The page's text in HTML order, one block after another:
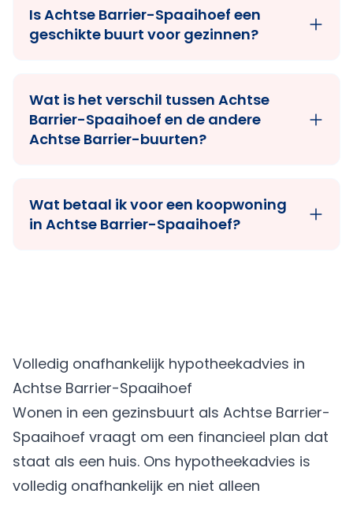
Is Achtse Barrier-Spaaihoef een
geschikte buurt voor gezinnen?
Wat is het verschil tussen Achtse
Barrier-Spaaihoef en de andere
Achtse Barrier-buurten?
Wat betaal ik voor een koopwoning
in Achtse Barrier-Spaaihoef?
Volledig onafhankelijk hypotheekadvies in
Achtse Barrier-Spaaihoef
Wonen in een gezinsbuurt als Achtse Barrier-
Spaaihoef vraagt om een financieel plan dat
staat als een huis. Ons hypotheekadvies is
volledig onafhankelijk en niet alleen